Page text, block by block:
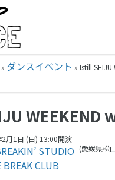
» ダンスイベント » Istill
2月1日 (日) 13:00開演
STUDIO (愛媛県松
BREAK CLUB